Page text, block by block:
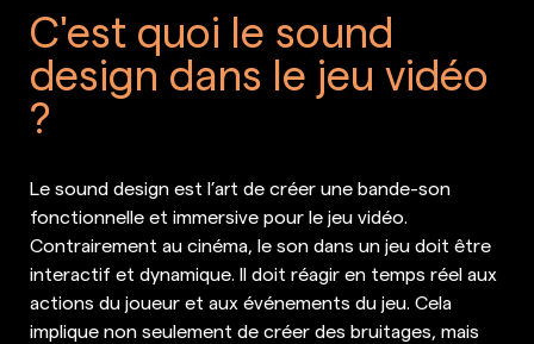
C'est quoi le sound
design dans le jeu vidéo
?
Le sound design est l’art de créer une bande-son
fonctionnelle et immersive pour le jeu vidéo.
Contrairement au cinéma, le son dans un jeu doit être
interactif et dynamique. Il doit réagir en temps réel aux
actions du joueur et aux événements du jeu. Cela
implique non seulement de créer des bruitages, mais